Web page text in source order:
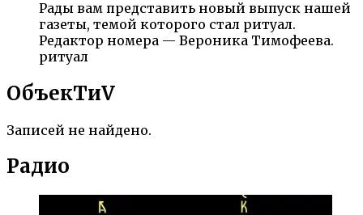
Рады вам представить новый выпуск нашей
газеты, темой которого стал ритуал.
Редактор номера — Вероника Тимофеева.
ритуал
ОбъекTиV
Записей не найдено.
Радио